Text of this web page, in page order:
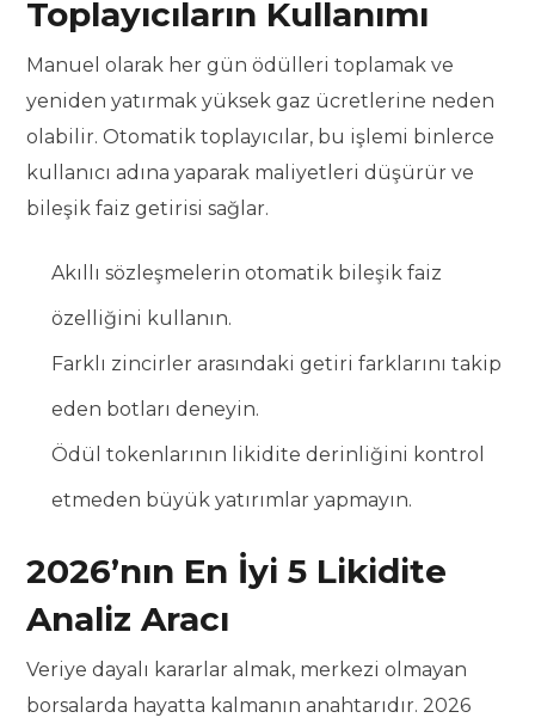
Toplayıcıların Kullanımı
Manuel olarak her gün ödülleri toplamak ve
yeniden yatırmak yüksek gaz ücretlerine neden
olabilir. Otomatik toplayıcılar, bu işlemi binlerce
kullanıcı adına yaparak maliyetleri düşürür ve
bileşik faiz getirisi sağlar.
Akıllı sözleşmelerin otomatik bileşik faiz
özelliğini kullanın.
Farklı zincirler arasındaki getiri farklarını takip
eden botları deneyin.
Ödül tokenlarının likidite derinliğini kontrol
etmeden büyük yatırımlar yapmayın.
2026’nın En İyi 5 Likidite
Analiz Aracı
Veriye dayalı kararlar almak, merkezi olmayan
borsalarda hayatta kalmanın anahtarıdır. 2026